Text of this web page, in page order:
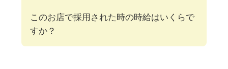
このお店で採用された時の時給はいくらで
すか？